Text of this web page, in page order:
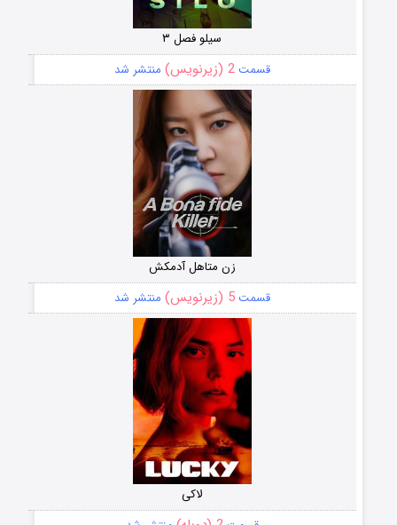
سیلو فصل ۳
قسمت2 (زیرنویس) منتشر شد
زن متاهل آدمکش
قسمت5 (زیرنویس) منتشر شد
لاکی